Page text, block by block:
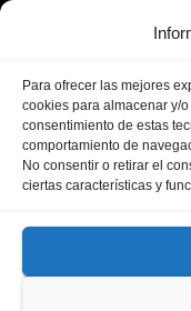
Para ofrecer las mejores
cookies para almacenar y/
consentimiento de estas
comportamiento de
No consentir o retirar el
ciertas características y
Andalucía